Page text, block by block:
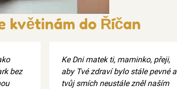
květinám do Říčan
bez
Ke Dni matek ti, maminko, přeji,
aby Tvé zdraví bylo stále pevné a
tvůj smích neustále zněl naším